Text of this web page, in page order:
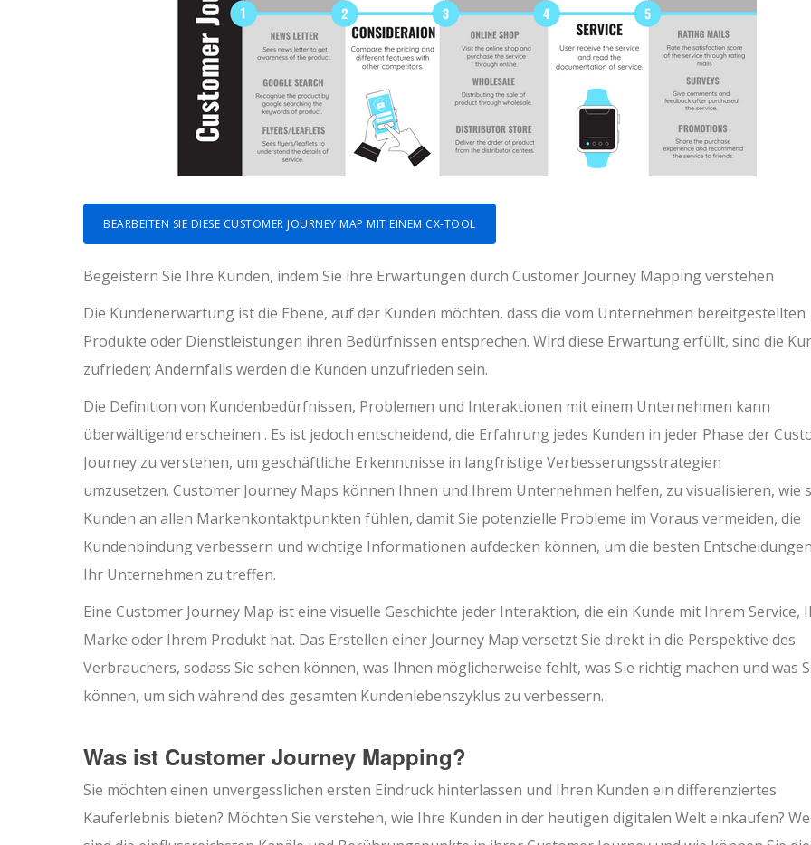
BEARBEITEN SIE DIESE CUSTOMER JOURNEY MAP MIT EINEM CX-TOOL
Begeistern Sie Ihre Kunden, indem Sie ihre Erwartungen durch Customer Journey Mapping verstehen
Die Kundenerwartung ist die Ebene, auf der Kunden möchten, dass die vom Unternehmen bereitgestellten
Produkte oder Dienstleistungen ihren Bedürfnissen entsprechen. Wird diese Erwartung erfüllt, sind die
zufrieden; Andernfalls werden die Kunden unzufrieden sein.
Die Definition von Kundenbedürfnissen, Problemen und Interaktionen mit einem Unternehmen kann
überwältigend erscheinen . Es ist jedoch entscheidend, die Erfahrung jedes Kunden in jeder Phase der
Journey zu verstehen, um geschäftliche Erkenntnisse in langfristige Verbesserungsstrategien
umzusetzen. Customer Journey Maps können Ihnen und Ihrem Unternehmen helfen, zu visualisieren, wie
Kunden an allen Markenkontaktpunkten fühlen, damit Sie potenzielle Probleme im Voraus vermeiden, die
Kundenbindung verbessern und wichtige Informationen aufdecken können, um die besten
Ihr Unternehmen zu treffen.
Eine Customer Journey Map ist eine visuelle Geschichte jeder Interaktion, die ein Kunde mit Ihrem Service,
Marke oder Ihrem Produkt hat. Das Erstellen einer Journey Map versetzt Sie direkt in die Perspektive des
Verbrauchers, sodass Sie sehen können, was Ihnen möglicherweise fehlt, was Sie richtig machen und was
können, um sich während des gesamten Kundenlebenszyklus zu verbessern.
Was ist Customer Journey Mapping?
Sie möchten einen unvergesslichen ersten Eindruck hinterlassen und Ihren Kunden ein differenziertes
Kauferlebnis bieten? Möchten Sie verstehen, wie Ihre Kunden in der heutigen digitalen Welt einkaufen?